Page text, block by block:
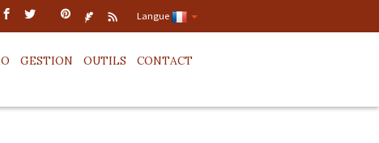
Langue
GESTION OUTILS
CONTACT